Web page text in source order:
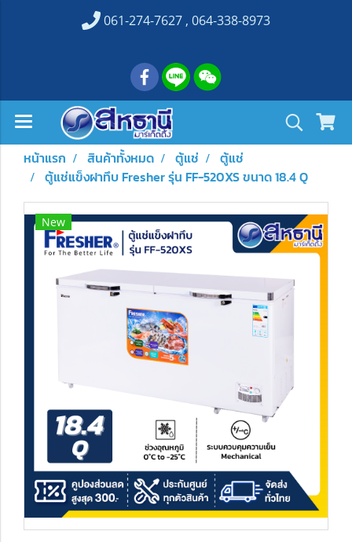
061-274-7627 , 064-338-8973
หน้าแรก สินค้าทั้งหมด ตู้แช่
ตู้แช่
ตู้แช่แข็งฝาทึบ Fresher รุ่น FF-520XS ขนาด 18.4 Q
New